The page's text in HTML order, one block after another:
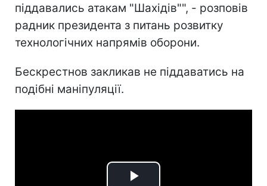
піддавались атакам "Шахідів"", - розповів
радник президента з питань розвитку
технологічних напрямів оборони.
Бескрестнов закликав не піддаватись на
подібні маніпуляції.